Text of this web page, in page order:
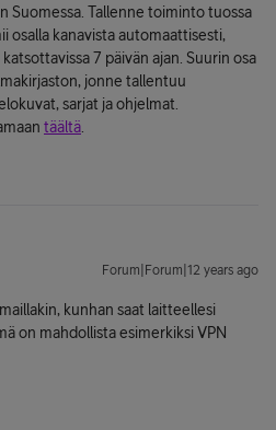
Suomessa. Tallenne toiminto tuossa
osalla kanavista automaattisesti,
7 päivän ajan. Suurin osa
jonne tallentuu
sarjat ja ohjelmat.
täältä
Forum|Forum|12 years ago
kunhan saat laitteellesi
on mahdollista esimerkiksi VPN